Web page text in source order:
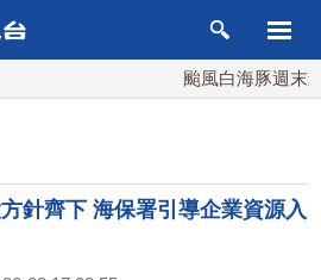
颱風白海豚週末
方針齊下 海保署引導企業資源入